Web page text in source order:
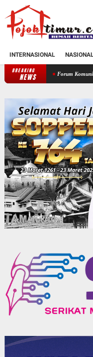
INTERNASIONAL
BREAKING
NEWS
Forum Komunikasi Pondok